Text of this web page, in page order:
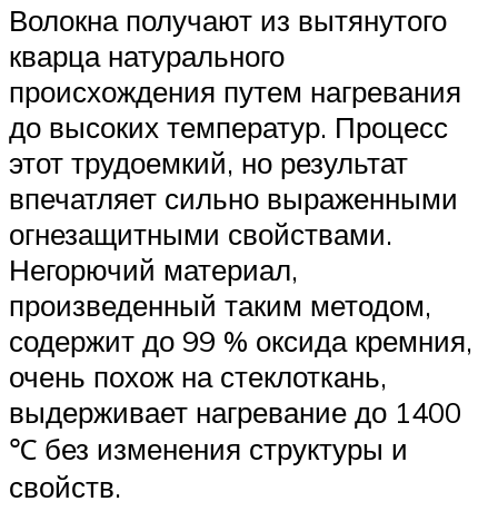
Волокна получают из вытянутого
кварца натурального
происхождения путем нагревания
до высоких температур. Процесс
этот трудоемкий, но результат
впечатляет сильно выраженными
огнезащитными свойствами.
Негорючий материал,
произведенный таким методом,
содержит до 99 % оксида кремния,
очень похож на стеклоткань,
выдерживает нагревание до 1400
℃ без изменения структуры и
свойств.